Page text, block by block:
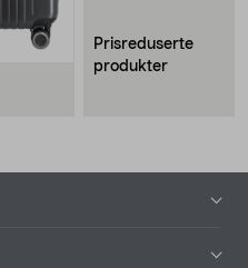
Prisreduserte
produkter